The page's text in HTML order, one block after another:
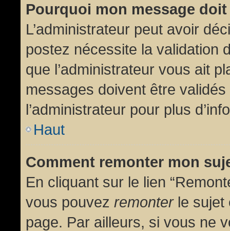
Pourquoi mon message
L’administrateur peut avoir
postez nécessite la validation
que l’administrateur vous ait
messages doivent être
l’administrateur pour plus
Haut
Comment remonter mon
En cliquant sur le lien
vous pouvez remonterle sujet
page. Par ailleurs, si vous ne